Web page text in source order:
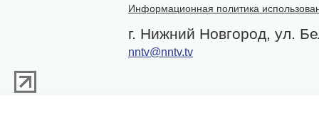
Информационная политика
г. Нижний Новгород, ул.
nntv@nntv.tv